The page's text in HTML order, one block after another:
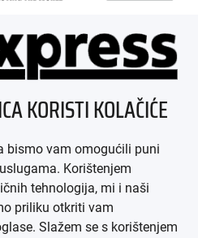
UNS
AGB
KORISTI KOLAČIĆE
bismo vam omogućili puni
Korištenjem
tehnologija, mi i naši
priliku otkriti vam
Slažem se s korištenjem